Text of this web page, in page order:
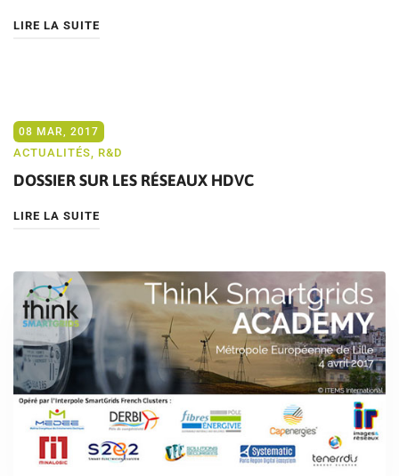
LIRE LA SUITE
08 MAR, 2017
ACTUALITÉS R&D
DOSSIER SUR LES RÉSEAUX HDVC
LIRE LA SUITE